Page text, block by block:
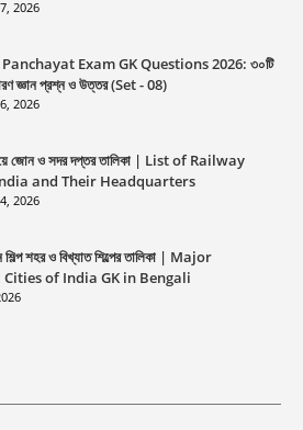
2026
Exam GK Questions 2026: ৩০টি
জ্ঞান প্রশ্ন ও উত্তর (Set - 08)
2026
জোন ও সদর দপ্তর তালিকা | List of Railway
and Their Headquarters
2026
শিল্প শহর ও বিখ্যাত শিল্পের তালিকা | Major
of India GK in Bengali